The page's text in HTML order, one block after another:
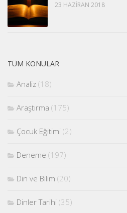
23 HAZIRAN 2018
TÜM KONULAR
Analiz (18)
Araştırma (175)
Çocuk Eğitimi (2)
Deneme (197)
Din ve Bilim (20)
Dinler Tarihi (35)